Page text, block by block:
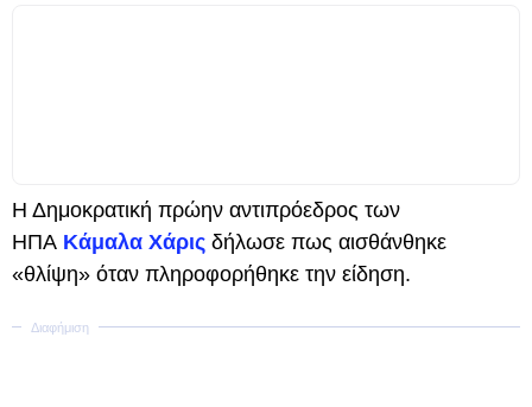
Η Δημοκρατική πρώην αντιπρόεδρος των
ΗΠΑ Κάμαλα Χάρις δήλωσε πως αισθάνθηκε
«θλίψη» όταν πληροφορήθηκε την είδηση.